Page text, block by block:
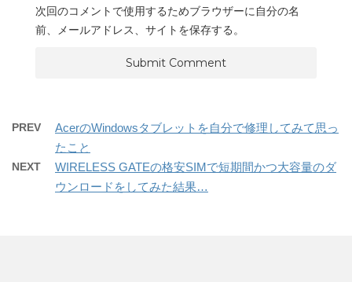
次回のコメントで使用するためブラウザーに自分の名
前、メールアドレス、サイトを保存する。
PREV
AcerのWindowsタブレットを自分で修理してみて思っ
たこと
NEXT
WIRELESS GATEの格安SIMで短期間かつ大容量のダ
ウンロードをしてみた結果…